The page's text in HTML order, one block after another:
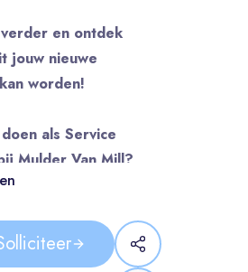
en ontdek
jouw nieuwe
worden!
als Service
Mulder Van Mill?
ben jij dé
Jij zorgt ervoor dat iedere
glimlach de deur